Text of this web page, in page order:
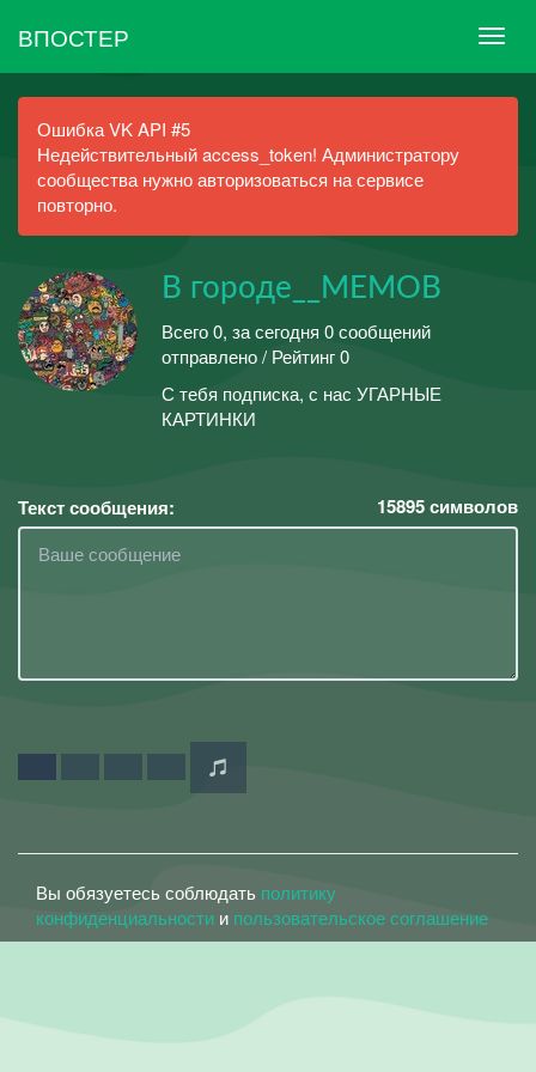
ВПОСТЕР
Ошибка VK API #5
Недействительный access_token! Администратору
сообщества нужно авторизоваться на сервисе
повторно.
В городе__МЕМОВ
Всего 0, за сегодня 0 сообщений
отправлено / Рейтинг 0
С тебя подписка, с нас УГАРНЫЕ
КАРТИНКИ
Текст сообщения: 15895символов
Вы обязуетесь соблюдать политику
конфиденциальности и пользовательское соглашение